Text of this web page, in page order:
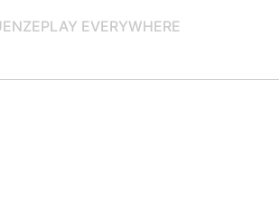
PLAY EVERYWHERE